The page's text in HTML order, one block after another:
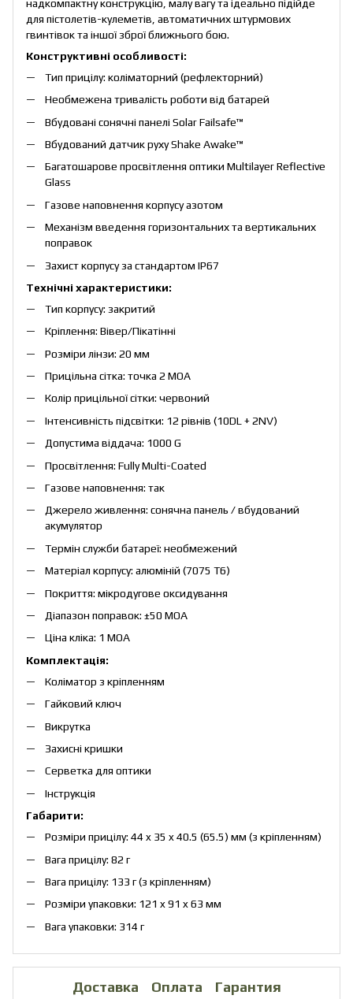
надкомпактну конструкцію, малу вагу та ідеально підійде
для пістолетів-кулеметів, автоматичних штурмових
гвинтівок та іншої зброї ближнього бою.
Конструктивні особливості:
Тип прицілу: коліматорний (рефлекторний)
Необмежена тривалість роботи від батарей
Вбудовані сонячні панелі Solar Failsafe™
Вбудований датчик руху Shake Awake™
Багатошарове просвітлення оптики Multilayer Reflective
Glass
Газове наповнення корпусу азотом
Механізм введення горизонтальних та вертикальних
поправок
Захист корпусу за стандартом IP67
Технічні характеристики:
Тип корпусу: закритий
Кріплення: Вівер/Пікатінні
Розміри лінзи: 20 мм
Прицільна сітка: точка 2 МОА
Колір прицільної сітки: червоний
Інтенсивність підсвітки: 12 рівнів (10DL + 2NV)
Допустима віддача: 1000 G
Просвітлення: Fully Multi-Coated
Газове наповнення: так
Джерело живлення: сонячна панель / вбудований
акумулятор
Термін служби батареї: необмежений
Матеріал корпусу: алюміній (7075 T6)
Покриття: мікродугове оксидування
Діапазон поправок: ±50 МОА
Ціна кліка: 1 МОА
Комплектація:
Коліматор з кріпленням
Гайковий ключ
Викрутка
Захисні кришки
Серветка для оптики
Інструкція
Габарити:
Розміри прицілу: 44 x 35 x 40.5 (65.5) мм (з кріпленням)
Вага прицілу: 82 г
Вага прицілу: 133 г (з кріпленням)
Розміри упаковки: 121 x 91 x 63 мм
Вага упаковки: 314 г
Доставка Оплата Гарантия